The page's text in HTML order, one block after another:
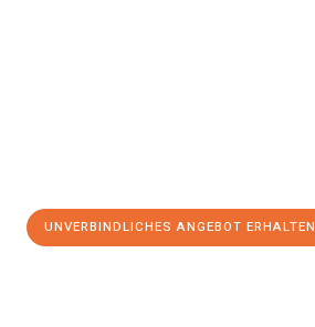
UNVERBINDLICHES ANGEBOT ERHALTEN